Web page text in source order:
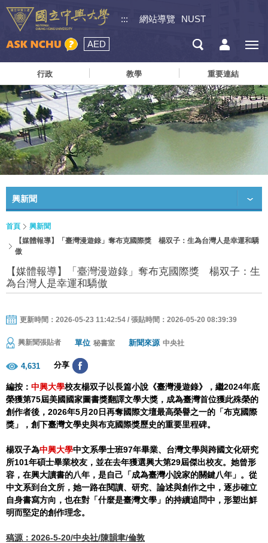
::: 網站導覽 NUST
AED
行政 教學 重要連結
興新聞
首頁
興新聞
【媒體報導】「臺灣漫遊錄」奪布克國際獎 楊双子：生為台灣人是幸運和驕
傲
【媒體報導】「臺灣漫遊錄」奪布克國際獎 楊双子：生
為台灣人是幸運和驕傲
更新時間：2026-05-23 11:42:54 / 張貼時間：2026-05-20 08:39:39
興新聞張貼者 單位 秘書室 新聞來源 中央社
4,631 分享
編按： 中興大學校友楊双子以長篇小說《臺灣漫遊錄》，繼2024年底
榮獲第75屆美國國家圖書獎翻譯文學大獎，成為臺灣首位獲此殊榮的
創作者後，2026年5月20日再奪國際文壇最高榮譽之一的「布克國際
獎」，創下臺灣文學史與布克國際獎歷史的重要里程碑。
楊双子為中興大學中文系學士班97年畢業、台灣文學與跨國文化研究
所101年碩士畢業校友，並在去年獲選興大第29屆傑出校友。她曾形
容，在興大讀書的八年，是自己「成為臺灣小說家的關鍵八年」。從
中文系到台文所，她一路在閱讀、研究、論述與創作之中，逐步確立
自身書寫方向，也在對「什麼是臺灣文學」的持續追問中，形塑出鮮
明而堅定的創作理念。
稿源：2026-5-20/中央社/陳韻聿/倫敦